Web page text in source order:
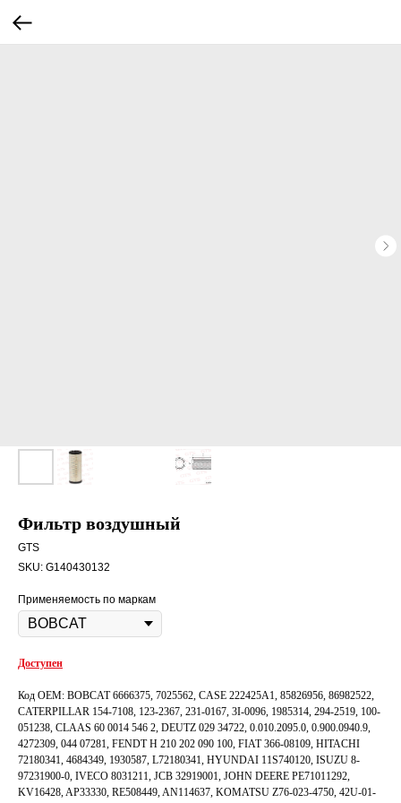
Фильтр воздушный
GTS
SKU: G140430132
Применяемость по маркам
Доступен
Код OEM: BOBCAT 6666375, 7025562, CASE 222425A1, 85826956, 86982522,
CATERPILLAR 154-7108, 123-2367, 231-0167, 3I-0096, 1985314, 294-2519, 100-
051238, CLAAS 60 0014 546 2, DEUTZ 029 34722, 0.010.2095.0, 0.900.0940.9,
4272309, 044 07281, FENDT H 210 202 090 100, FIAT 366-08109, HITACHI
72180341, 4684349, 1930587, L72180341, HYUNDAI 11S740120, ISUZU 8-
97231900-0, IVECO 8031211, JCB 32919001, JOHN DEERE PE71011292,
KV16428, AP33330, RE508449, AN114637, KOMATSU Z76-023-4750, 42U-01-